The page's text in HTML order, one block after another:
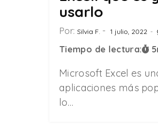
usarlo
Por: Silvia F. 1 julio, 2022
Tiempo de lectura: 5
Microsoft Excel es
aplicaciones más
lo…